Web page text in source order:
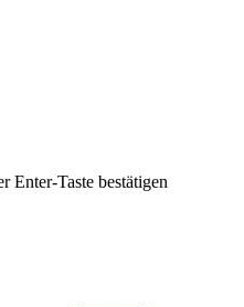
Enter-Taste bestätigen